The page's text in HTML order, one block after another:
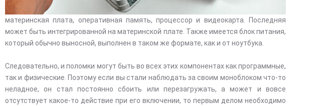
материнская плата, оперативная память, процессор и видеокарта. Последняя
может быть интегрированной на материнской плате. Также имеется блок питания,
который обычно выносной, выполнен в таком же формате, как и от ноутбука.
Следовательно, и поломки могут быть во всех этих компонентах как программные,
так и физические. Поэтому если вы стали наблюдать за своим моноблоком что-то
неладное, он стал постоянно сбоить или перезагружать, а может и вовсе
отсутствует какое-то действие при его включении, то первым делом необходимо